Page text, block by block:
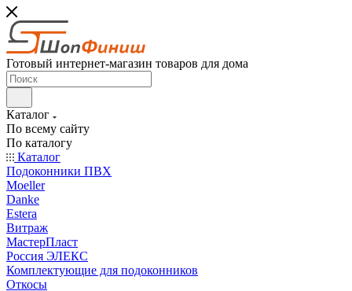
Готовый интернет-магазин товаров для дома
Каталог
По всему сайту
По каталогу
Каталог
Подоконники ПВХ
Moeller
Danke
Estera
Витраж
МастерПласт
Россия ЭЛЕКС
Комплектующие для подоконников
Откосы